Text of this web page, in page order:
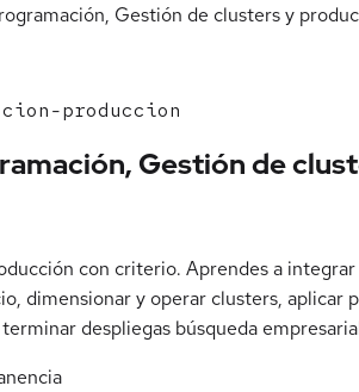
Gestión de clusters y
produccion
Gestión de
con criterio. Aprendes a
dimensionar y operar clusters, aplicar
despliegas búsqueda